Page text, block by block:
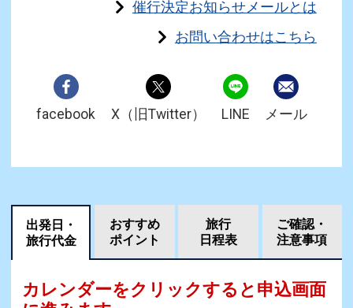
催行決定お知らせメールとは
お問い合わせはこちら
facebook X（旧Twitter） LINE メール
出発日・
旅行代金
おすすめ
ポイント
旅行
日程表
ご確認・
注意事項
カレンダーをクリックすると申込画面